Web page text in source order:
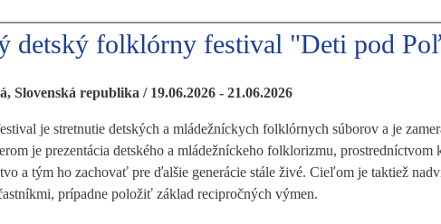
detský folklórny festival "Deti pod
Slovenská republika / 19.06.2026 - 21.06.2026
je stretnutie detských a mládežníckych folklórnych súborov a je
je prezentácia detského a mládežníckeho folklorizmu, prostredníctvom
a tým ho zachovať pre ďalšie generácie stále živé. Cieľom je taktiež
prípadne položiť základ recipročných výmen.